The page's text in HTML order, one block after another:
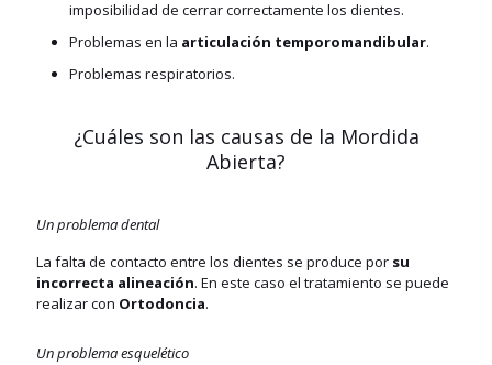
imposibilidad de cerrar correctamente los dientes.
Problemas en la articulación temporomandibular.
Problemas respiratorios.
¿Cuáles son las causas de la Mordida
Abierta?
Un problema dental
La falta de contacto entre los dientes se produce por su
incorrecta alineación. En este caso el tratamiento se puede
realizar con Ortodoncia.
Un problema esquelético